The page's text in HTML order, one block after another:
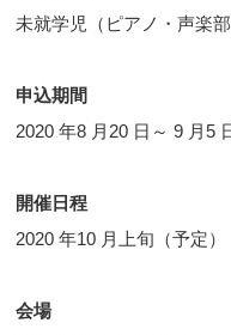
未就学児（ピアノ・声楽
申込期間
2020 年8 月20 日～ 9 月5
開催日程
2020 年10 月上旬（予定）
会場